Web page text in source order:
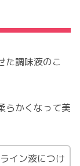
た調味液のこ
らかくなって美
イン液につけ